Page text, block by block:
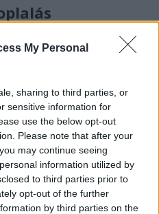
My Personal
sharing to third parties, or
sensitive information for
use the below opt-out
Please note that after your
may continue seeing
information utilized by
to third parties prior to
opt-out of the further
by third parties on the
sajnos nem vagyok
kalóriák nem
szempontból is
hasamon felgyülemlő
tűztem ki…